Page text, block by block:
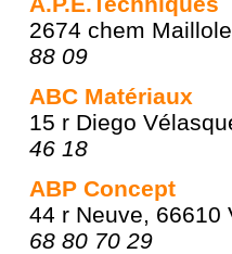
2674 chem
88 09
ABC Matériaux
15 r Diego
46 18
ABP Concept
44 r Neuve, 66610
68 80 70 29